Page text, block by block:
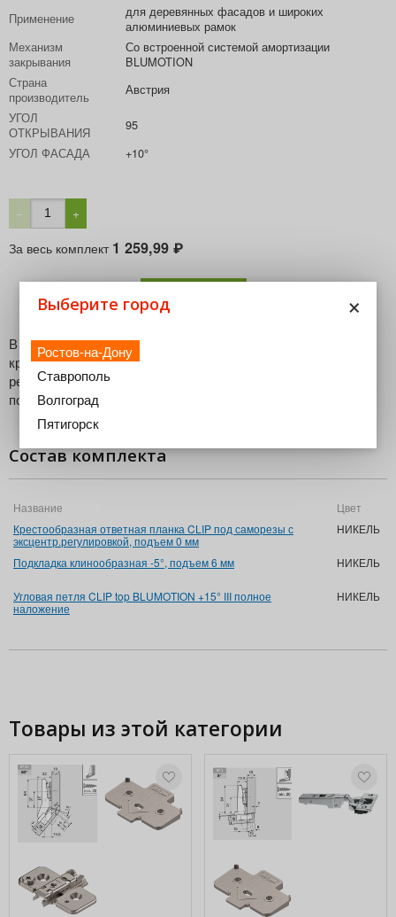
Применение
для деревянных фасадов и широких
алюминиевых рамок
Механизм
закрывания
Со встроенной системой амортизации
BLUMOTION
Страна
производитель
Австрия
УГОЛ
ОТКРЫВАНИЯ
95
УГОЛ ФАСАДА
+10°
− +
За весь комплект 1 259,99 ₽
В комплект входят петля CLIP top BLUMOTION,
крестообразная ответная планка CLIP с подъемом 0 мм и
регулировкой эксцентриком, подкладка клинообразная -5° с
подъемом 6 мм
Состав комплекта
Название Цвет
Крестообразная ответная планка CLIP под саморезы с
эксцентр.регулировкой, подъем 0 мм
НИКЕЛЬ
Подкладка клинообразная -5°, подъем 6 мм
НИКЕЛЬ
Угловая петля CLIP top BLUMOTION +15° III полное
наложение
НИКЕЛЬ
Товары из этой категории
×
Выберите город
Ростов-на-Дону
Ставрополь
Волгоград
Пятигорск